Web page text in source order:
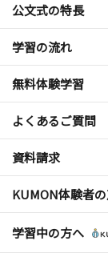
公文式の特長
学習の流れ
無料体験学習
よくあるご質問
資料請求
KUMON体験者
学習中の方へ